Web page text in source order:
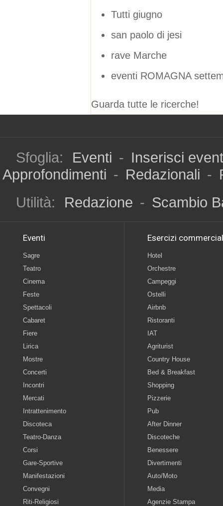
Tutti giugno
san paolo di jesi
rave Marche
eventi ROMAGNA
Guarda tutte le ricerche!
Sfoglia: Eventi - Inserisci
Approfondimenti - Redazionali -
Utilità:
Redazione - Scambio
Eventi
Sagre
Teatro
Cinema
Feste
Spettacoli
Cabaret
Fiere
Lirica
Mostre
Concerti
Incontri
Mercati
Intrattenimento
Discoteca
Teatro-Danza
Corsi
Gare-Sportive
Manifestazioni
Convegni
Riti-Religiosi
Esercizi
Hotel
Orchestre
Campeggi
Ostelli
Airbnb
Ristoranti
IAT
Agriturist
Country House
Bed & Breakfast
Shopping
Pizzerie
Pub
After Dinner
Discoteche
Benessere
Divertimenti
Auto/Moto
Media
Agenzie Stampa